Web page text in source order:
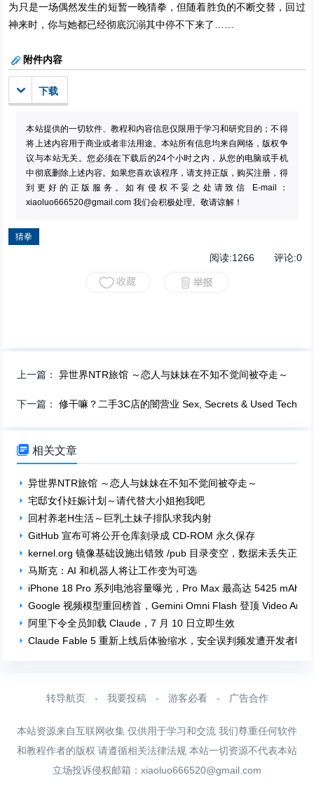
为只是一场偶然发生的短暂一晚猜拳，但随着胜负的不断交替，回过
神来时，你与她都已经彻底沉溺其中停不下来了……
附件内容
下载
本站提供的一切软件、教程和内容信息仅限用于学习和研究目的；不得
将上述内容用于商业或者非法用途。本站所有信息均来自网络，版权争
议与本站无关。您必须在下载后的24个小时之内，从您的电脑或手机
中彻底删除上述内容。如果您喜欢该程序，请支持正版，购买注册，得
到更好的正版服务。如有侵权不妥之处请致信 E-mail：
xiaoluo666520@gmail.com 我们会积极处理。敬请谅解！
猜拳
阅读:1266评论:0
上一篇：异世界NTR旅馆 ～恋人与妹妹在不知不觉间被夺走～
下一篇：修干嘛？二手3C店的闇营业 Sex, Secrets & Used Tech
 相关文章
异世界NTR旅馆 ～恋人与妹妹在不知不觉间被夺走～
宅邸女仆妊娠计划～请代替大小姐抱我吧
回村养老H生活～巨乳土妹子排队求我内射
GitHub 宣布可将公开仓库刻录成 CD-ROM 永久保存
kernel.org 镜像基础设施出错致 /pub 目录变空，数据未丢失正在
马斯克：AI 和机器人将让工作变为可选
iPhone 18 Pro 系列电池容量曝光，Pro Max 最高达 5425 mAh
Google 视频模型重回榜首，Gemini Omni Flash 登顶 Video
阿里下令全员卸载 Claude，7 月 10 日立即生效
Claude Fable 5 重新上线后体验缩水，安全误判频发遭开发者吐
转导航页 - 我要投稿 - 游客必看 - 广告合作
本站资源来自互联网收集 仅供用于学习和交流 我们尊重任何软件
和教程作者的版权 请遵循相关法律法规 本站一切资源不代表本站
立场投诉侵权邮箱： xiaoluo666520@gmail.com